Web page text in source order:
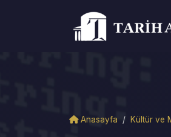
Anasayfa / Kültür ve